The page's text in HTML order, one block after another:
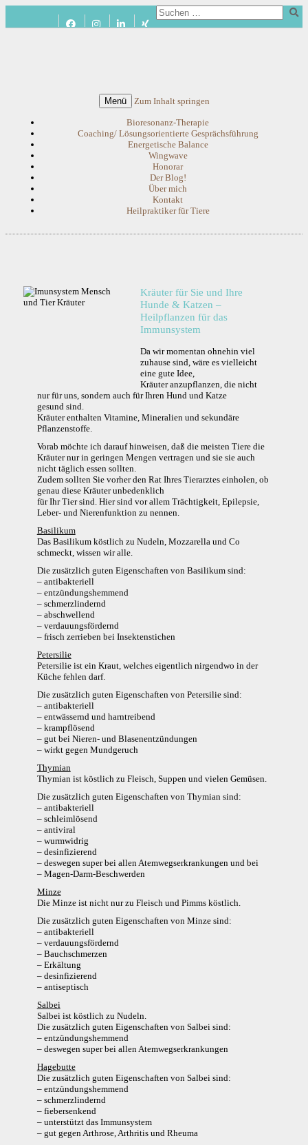
Menü Zum Inhalt springen
Bioresonanz-Therapie
Coaching/ Lösungsorientierte Gesprächsführung
Energetische Balance
Wingwave
Honorar
Der Blog!
Über mich
Kontakt
Heilpraktiker für Tiere
Kräuter für Sie und Ihre
Hunde & Katzen –
Heilpflanzen für das
Immunsystem
Da wir momentan ohnehin viel
zuhause sind, wäre es vielleicht
eine gute Idee,
Kräuter anzupflanzen, die nicht
nur für uns, sondern auch für Ihren Hund und Katze
gesund sind.
Kräuter enthalten Vitamine, Mineralien und sekundäre
Pflanzenstoffe.
Vorab möchte ich darauf hinweisen, daß die meisten Tiere die
Kräuter nur in geringen Mengen vertragen und sie sie auch
nicht täglich essen sollten.
Zudem sollten Sie vorher den Rat Ihres Tierarztes einholen, ob
genau diese Kräuter unbedenklich
für Ihr Tier sind. Hier sind vor allem Trächtigkeit, Epilepsie,
Leber- und Nierenfunktion zu nennen.
Basilikum
Das Basilikum köstlich zu Nudeln, Mozzarella und Co
schmeckt, wissen wir alle.
Die zusätzlich guten Eigenschaften von Basilikum sind:
– antibakteriell
– entzündungshemmend
– schmerzlindernd
– abschwellend
– verdauungsfördernd
– frisch zerrieben bei Insektenstichen
Petersilie
Petersilie ist ein Kraut, welches eigentlich nirgendwo in der
Küche fehlen darf.
Die zusätzlich guten Eigenschaften von Petersilie sind:
– antibakteriell
– entwässernd und harntreibend
– krampflösend
– gut bei Nieren- und Blasenentzündungen
– wirkt gegen Mundgeruch
Thymian
Thymian ist köstlich zu Fleisch, Suppen und vielen Gemüsen.
Die zusätzlich guten Eigenschaften von Thymian sind:
– antibakteriell
– schleimlösend
– antiviral
– wurmwidrig
– desinfizierend
– deswegen super bei allen Atemwegserkrankungen und bei
– Magen-Darm-Beschwerden
Minze
Die Minze ist nicht nur zu Fleisch und Pimms köstlich.
Die zusätzlich guten Eigenschaften von Minze sind:
– antibakteriell
– verdauungsfördernd
– Bauchschmerzen
– Erkältung
– desinfizierend
– antiseptisch
Salbei
Salbei ist köstlich zu Nudeln.
Die zusätzlich guten Eigenschaften von Salbei sind:
– entzündungshemmend
– deswegen super bei allen Atemwegserkrankungen
Hagebutte
Die zusätzlich guten Eigenschaften von Salbei sind:
– entzündungshemmend
– schmerzlindernd
– fiebersenkend
– unterstützt das Immunsystem
– gut gegen Arthrose, Arthritis und Rheuma